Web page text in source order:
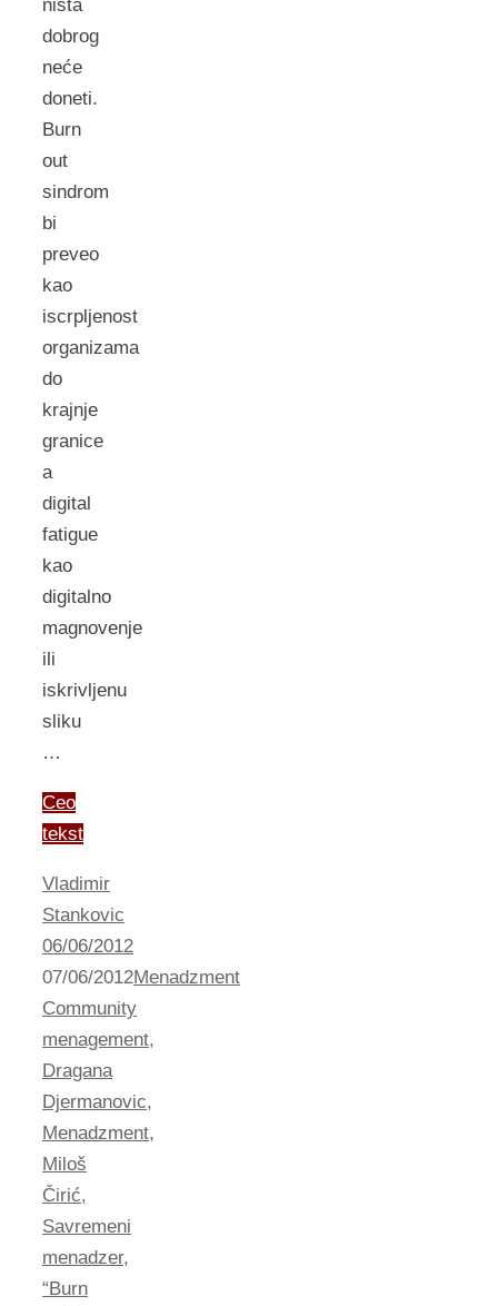
ništa
dobrog
neće
doneti.
Burn
out
sindrom
bi
preveo
kao
iscrpljenost
organizama
do
krajnje
granice
a
digital
fatigue
kao
digitalno
magnovenje
ili
iskrivljenu
sliku
…
Ceo
tekst
Vladimir
Stankovic
06/06/2012
07/06/2012Menadzment
Community
menagement,
Dragana
Djermanovic,
Menadzment,
Miloš
Čirić,
Savremeni
menadzer,
“Burn